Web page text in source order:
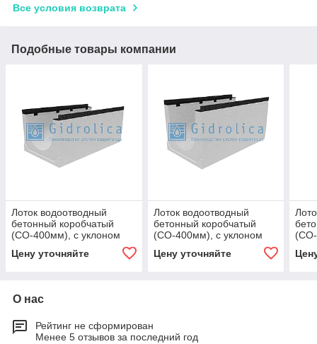
Все условия возврата
Подобные товары компании
Лоток водоотводный
бетонный коробчатый
(СО-400мм), с уклоном
100.54(40).43,5(35,5) -
Цену уточняйте
Лоток водоотводный
бетонный коробчатый
(СО-400мм), с уклоном
100.54(40).51(43) - BGМ,
Цену уточняйте
(СО-
О нас
Рейтинг не сформирован
Менее 5 отзывов за последний год